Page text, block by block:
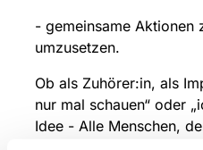
- gemeinsame Aktionen
umzusetzen.
Ob als Zuhörer:in, als
nur mal schauen“ oder
Idee - Alle Menschen,